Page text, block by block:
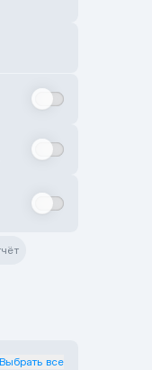
Выбрать все